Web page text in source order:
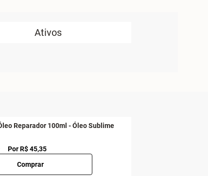
Ativos
Reparador 100ml - Óleo Sublime
Por R$ 45,35
Comprar